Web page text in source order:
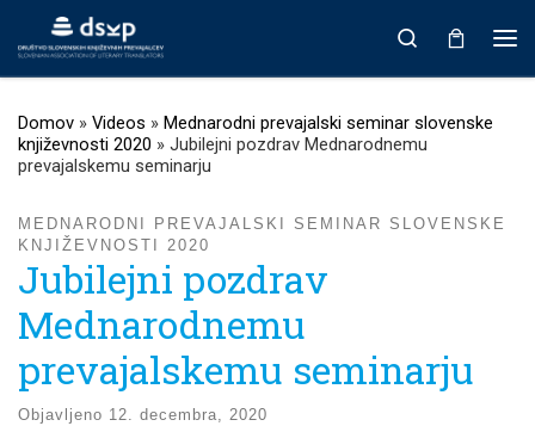
Prikaži vso vsebino
Search
Domov » Videos » Mednarodni prevajalski seminar slovenske
književnosti 2020 » Jubilejni pozdrav Mednarodnemu
prevajalskemu seminarju
MEDNARODNI PREVAJALSKI SEMINAR SLOVENSKE
KNJIŽEVNOSTI 2020
Jubilejni pozdrav
Mednarodnemu
prevajalskemu seminarju
Objavljeno 12. decembra, 2020